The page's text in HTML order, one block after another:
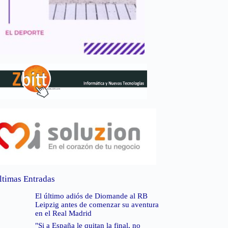
Entradas
El último adiós de Diomande al RB
Leipzig antes de comenzar su aventura
en el Real Madrid
"Si a España le quitan la final, no